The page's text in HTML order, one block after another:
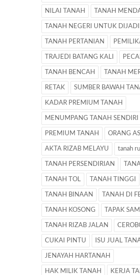
NILAI TANAH TANAH
TANAH NEGERI UNTUK
TANAH PERTANIAN
TRAJEDI BATANG KALI
TANAH BENCAH TANAH
RETAK SUMBER BAWAH
KADAR PREMIUM TANAH
MENUMPANG TANAH SENDIRI
PREMIUM TANAH ORANG
AKTA RIZAB MELAYU tanah
TANAH PERSENDIRIAN
TANAH TOL TANAH TINGGI
TANAH BINAAN TANAH DI
TANAH KOSONG TAPAK
TANAH RIZAB JALAN
CUKAI PINTU ISU JUAL
JENAYAH HARTANAH
HAK MILIK TANAH KERJA